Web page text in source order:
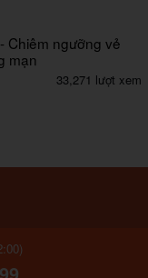
Chiêm ngưỡng vẻ
mạn
33,271 lượt xem